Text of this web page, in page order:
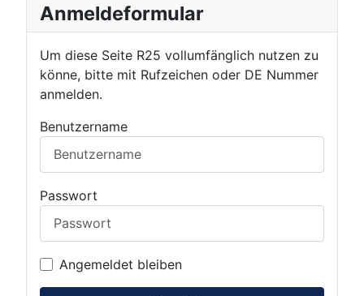
Anmeldeformular
Um diese Seite R25 vollumfänglich nutzen zu
könne, bitte mit Rufzeichen oder DE Nummer
anmelden.
Benutzername
Passwort
Angemeldet bleiben